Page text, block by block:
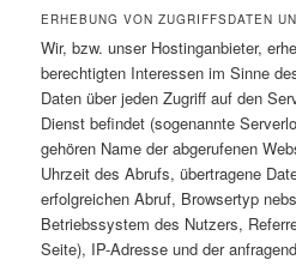
ERHEBUNG VON ZUGRIFFSDATEN
Wir, bzw. unser Hostinganbieter,
berechtigten Interessen im Sinne
Daten über jeden Zugriff auf den
Dienst befindet (sogenannte
gehören Name der abgerufenen
Uhrzeit des Abrufs, übertragene
erfolgreichen Abruf, Browsertyp
Betriebssystem des Nutzers,
Seite), IP-Adresse und der